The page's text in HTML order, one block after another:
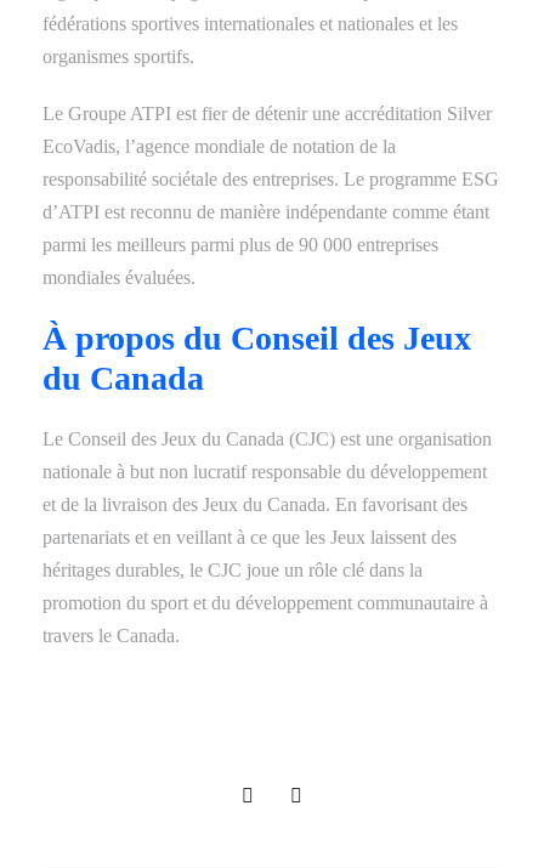
fédérations sportives internationales et nationales et les
organismes sportifs.
Le Groupe ATPI est fier de détenir une accréditation Silver
EcoVadis, l’agence mondiale de notation de la
responsabilité sociétale des entreprises. Le programme ESG
d’ATPI est reconnu de manière indépendante comme étant
parmi les meilleurs parmi plus de 90 000 entreprises
mondiales évaluées.
À propos du Conseil des Jeux
du Canada
Le Conseil des Jeux du Canada (CJC) est une organisation
nationale à but non lucratif responsable du développement
et de la livraison des Jeux du Canada. En favorisant des
partenariats et en veillant à ce que les Jeux laissent des
héritages durables, le CJC joue un rôle clé dans la
promotion du sport et du développement communautaire à
travers le Canada.